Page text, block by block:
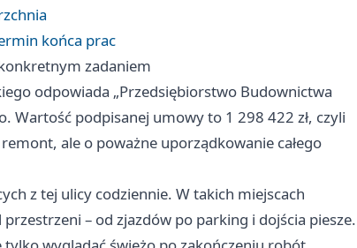
końca prac
zadaniem
odpowiada „Przedsiębiorstwo Budownictwa
Wartość podpisanej umowy to 1 298 422 zł, czyli
ale o poważne uporządkowanie całego
z tej ulicy codziennie. W takich miejscach
– od zjazdów po parking i dojścia piesze.